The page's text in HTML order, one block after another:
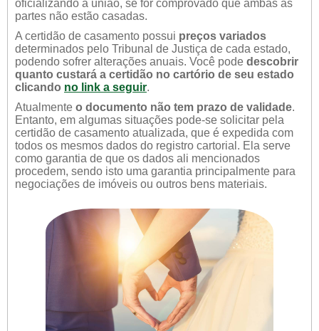
oficializando a união, se for comprovado que ambas as
partes não estão casadas.
A certidão de casamento possui preços variados
determinados pelo Tribunal de Justiça de cada estado,
podendo sofrer alterações anuais. Você pode descobrir
quanto custará a certidão no cartório de seu estado
clicando no link a seguir.
Atualmente o documento não tem prazo de validade.
Entanto, em algumas situações pode-se solicitar pela
certidão de casamento atualizada, que é expedida com
todos os mesmos dados do registro cartorial. Ela serve
como garantia de que os dados ali mencionados
procedem, sendo isto uma garantia principalmente para
negociações de imóveis ou outros bens materiais.